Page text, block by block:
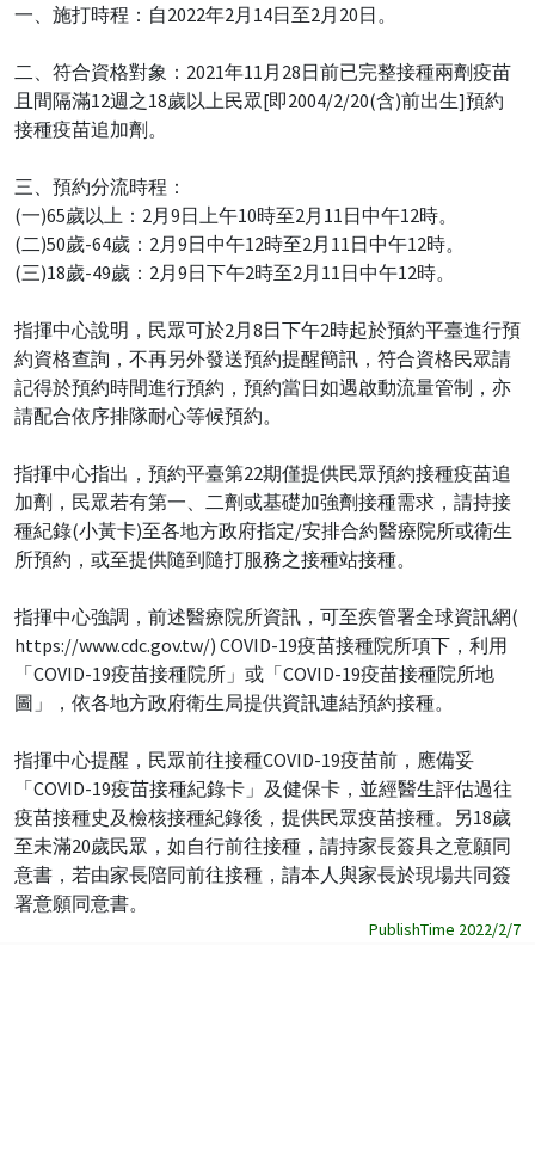
一、施打時程：自2022年2月14日至2月20日。
二、符合資格對象：2021年11月28日前已完整接種兩劑疫苗
且間隔滿12週之18歲以上民眾[即2004/2/20(含)前出生]預約
接種疫苗追加劑。
三、預約分流時程：
(一)65歲以上：2月9日上午10時至2月11日中午12時。
(二)50歲-64歲：2月9日中午12時至2月11日中午12時。
(三)18歲-49歲：2月9日下午2時至2月11日中午12時。
指揮中心說明，民眾可於2月8日下午2時起於預約平臺進行預
約資格查詢，不再另外發送預約提醒簡訊，符合資格民眾請
記得於預約時間進行預約，預約當日如遇啟動流量管制，亦
請配合依序排隊耐心等候預約。
指揮中心指出，預約平臺第22期僅提供民眾預約接種疫苗追
加劑，民眾若有第一、二劑或基礎加強劑接種需求，請持接
種紀錄(小黃卡)至各地方政府指定/安排合約醫療院所或衛生
所預約，或至提供隨到隨打服務之接種站接種。
指揮中心強調，前述醫療院所資訊，可至疾管署全球資訊網(
https://www.cdc.gov.tw/) COVID-19疫苗接種院所項下，利用
「COVID-19疫苗接種院所」或「COVID-19疫苗接種院所地
圖」，依各地方政府衛生局提供資訊連結預約接種。
指揮中心提醒，民眾前往接種COVID-19疫苗前，應備妥
「COVID-19疫苗接種紀錄卡」及健保卡，並經醫生評估過往
疫苗接種史及檢核接種紀錄後，提供民眾疫苗接種。另18歲
至未滿20歲民眾，如自行前往接種，請持家長簽具之意願同
意書，若由家長陪同前往接種，請本人與家長於現場共同簽
署意願同意書。
PublishTime 2022/2/7